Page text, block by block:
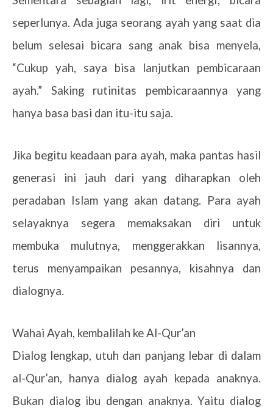
seperlunya. Ada juga seorang ayah yang saat dia
belum selesai bicara sang anak bisa menyela,
“Cukup yah, saya bisa lanjutkan pembicaraan
ayah.” Saking rutinitas pembicaraannya yang
hanya basa basi dan itu-itu saja.
Jika begitu keadaan para ayah, maka pantas hasil
generasi ini jauh dari yang diharapkan oleh
peradaban Islam yang akan datang. Para ayah
selayaknya segera memaksakan diri untuk
membuka mulutnya, menggerakkan lisannya,
terus menyampaikan pesannya, kisahnya dan
dialognya.
Wahai Ayah, kembalilah ke Al-Qur’an
Dialog lengkap, utuh dan panjang lebar di dalam
al-Qur’an, hanya dialog ayah kepada anaknya.
Bukan dialog ibu dengan anaknya. Yaitu dialog